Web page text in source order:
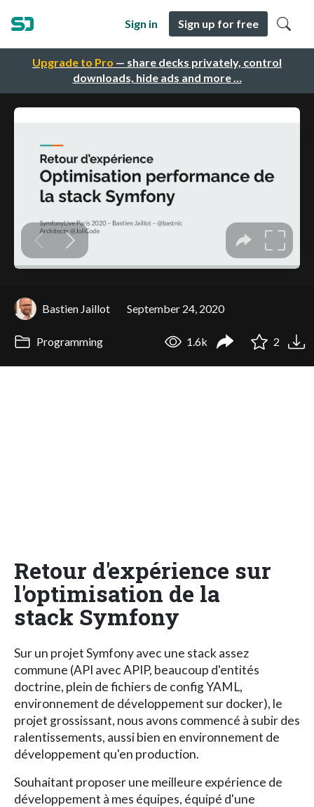
Upgrade to Pro — share decks privately, control
downloads, hide ads and more …
Sign in Sign up for free
Bastien Jaillot September 24, 2020
Programming 1.6k 2
Retour d'expérience sur
l'optimisation de la
stack Symfony
Sur un projet Symfony avec une stack assez
commune (API avec APIP, beaucoup d'entités
doctrine, plein de fichiers de config YAML,
environnement de développement sur docker), le
projet grossissant, nous avons commencé à subir des
ralentissements, aussi bien en environnement de
développement qu'en production.
Souhaitant proposer une meilleure expérience de
développement à mes équipes, équipé d'une